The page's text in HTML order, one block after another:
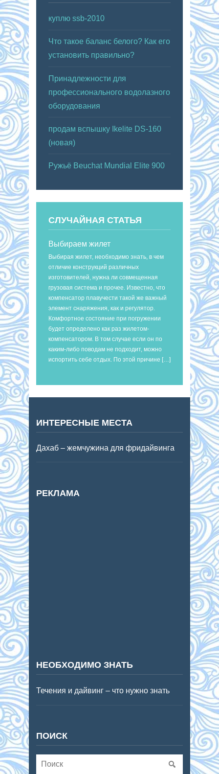
куплю ssb-2010
Что такое баланс белого? Как его
установить правильно?
Принадлежности для
профессионального водолазного
оборудования
продам вспышку Ikelite DS-160
(новая)
Ружьё Beuchat Mundial Elite 900
СЛУЧАЙНАЯ СТАТЬЯ
Выбираем жилет
Выбирая жилет, необходимо знать, в чем
отличие конструкций различных
изготовителей, нужна ли совмещенная
грузовая система и прочее. Известно, что
компенсатор плавучести такой же важный
элемент снаряжения, как и регулятор.
Комфортное состояние при погружении
будет определено как раз жилетом-
компенсатором. В том случае если он по
каким-либо поводам не подходит, можно
испортить себе отдых. По этой причине […]
ИНТЕРЕСНЫЕ МЕСТА
Дахаб – жемчужина для фридайвинга
РЕКЛАМА
НЕОБХОДИМО ЗНАТЬ
Течения и дайвинг – что нужно знать
ПОИСК